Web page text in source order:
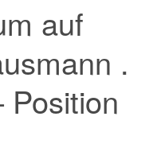
auf
.
Position